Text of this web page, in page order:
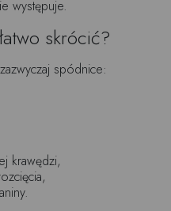
występuje.
skrócić?
spódnice:
krawędzi,